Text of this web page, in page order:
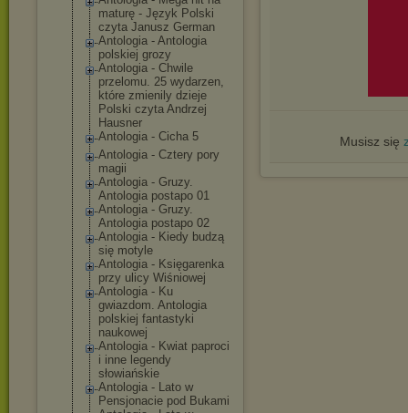
maturę - Język Polski
czyta Janusz German
Antologia - Antologia
polskiej grozy
Antologia - Chwile
przelomu. 25 wydarzen,
które zmienily dzieje
Polski czyta Andrzej
Hausner
Antologia - Cicha 5
Antologia - Cztery pory
magii
Antologia - Gruzy.
Antologia postapo 01
Antologia - Gruzy.
Antologia postapo 02
Antologia - Kiedy budzą
się motyle
Antologia - Księgarenka
przy ulicy Wiśniowej
Antologia - Ku
gwiazdom. Antologia
polskiej fantastyki
naukowej
Antologia - Kwiat paproci
i inne legendy
słowiańskie
Antologia - Lato w
Pensjonacie pod Bukami
Musisz się